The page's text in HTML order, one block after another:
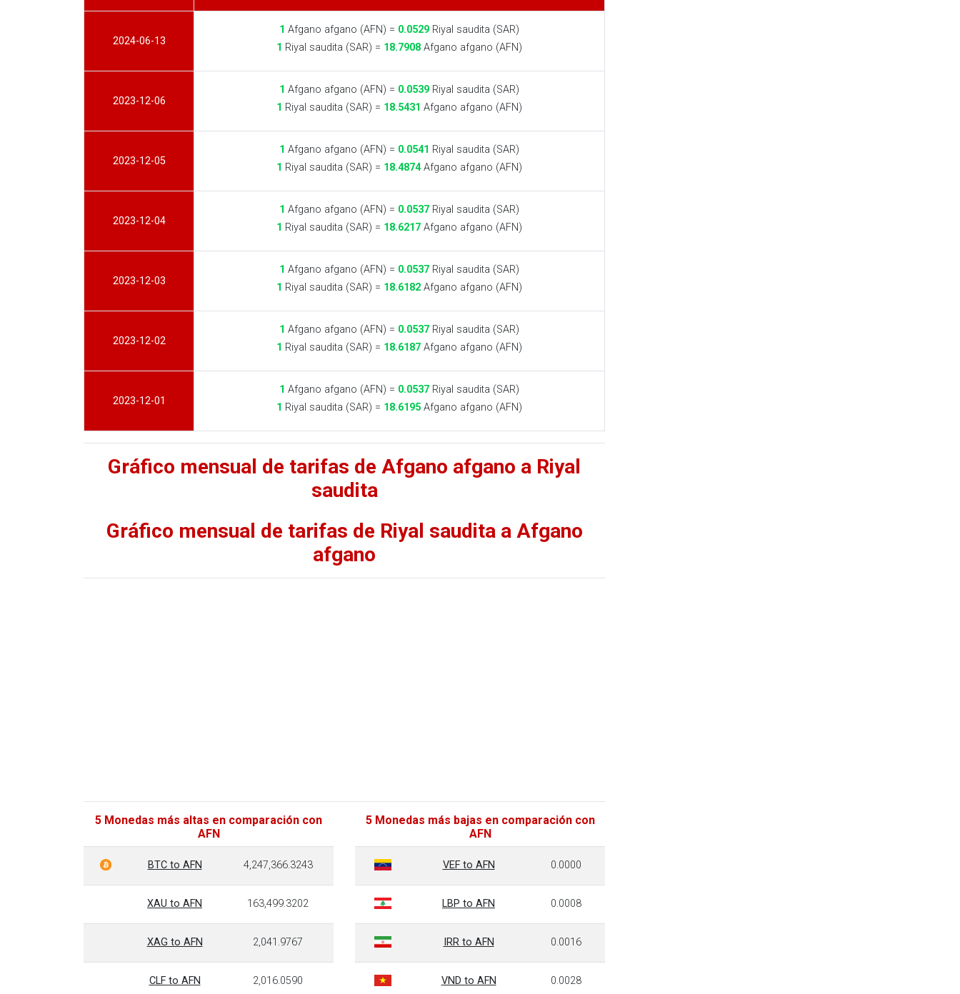
2024-06-13
1 Afgano afgano (AFN) = 0.0529 Riyal saudita (SAR)
1 Riyal saudita (SAR) = 18.7908 Afgano afgano (AFN)
2023-12-06
1 Afgano afgano (AFN) = 0.0539 Riyal saudita (SAR)
1 Riyal saudita (SAR) = 18.5431 Afgano afgano (AFN)
2023-12-05
1 Afgano afgano (AFN) = 0.0541 Riyal saudita (SAR)
1 Riyal saudita (SAR) = 18.4874Afgano afgano (AFN)
2023-12-04
1 Afgano afgano (AFN) = 0.0537 Riyal saudita (SAR)
1 Riyal saudita (SAR) = 18.6217 Afgano afgano (AFN)
2023-12-03
1 Afgano afgano (AFN) = 0.0537 Riyal saudita (SAR)
1 Riyal saudita (SAR) = 18.6182 Afgano afgano (AFN)
2023-12-02
1 Afgano afgano (AFN) = 0.0537 Riyal saudita (SAR)
1 Riyal saudita (SAR) = 18.6187 Afgano afgano (AFN)
2023-12-01
1 Afgano afgano (AFN) = 0.0537 Riyal saudita (SAR)
1 Riyal saudita (SAR) = 18.6195 Afgano afgano (AFN)
Gráfico mensual de tarifas de Afgano afgano a Riyal
saudita
Gráfico mensual de tarifas de Riyal saudita a Afgano
afgano
5 Monedas más altas en comparación con
AFN
BTC to AFN 4,247,366.3243
XAU to AFN 163,499.3202
XAG to AFN 2,041.9767
CLF to AFN 2,016.0590
5 Monedas más bajas en comparación con
AFN
VEF to AFN 0.0000
LBP to AFN 0.0008
IRR to AFN 0.0016
VND to AFN 0.0028